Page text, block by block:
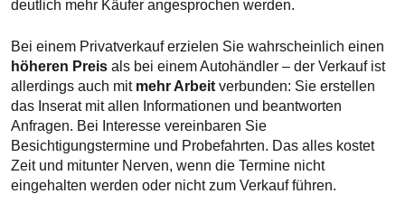
deutlich mehr Käufer angesprochen werden.
Bei einem Privatverkauf erzielen Sie wahrscheinlich einen
höheren Preis als bei einem Autohändler – der Verkauf ist
allerdings auch mit mehr Arbeit verbunden: Sie erstellen
das Inserat mit allen Informationen und beantworten
Anfragen. Bei Interesse vereinbaren Sie
Besichtigungstermine und Probefahrten. Das alles kostet
Zeit und mitunter Nerven, wenn die Termine nicht
eingehalten werden oder nicht zum Verkauf führen.